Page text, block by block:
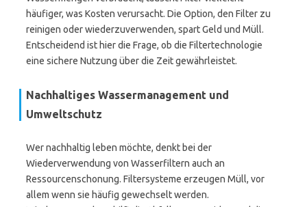
häufiger, was Kosten verursacht. Die Option, den Filter zu
reinigen oder wiederzuverwenden, spart Geld und Müll.
Entscheidend ist hier die Frage, ob die Filtertechnologie
eine sichere Nutzung über die Zeit gewährleistet.
Nachhaltiges Wassermanagement und
Umweltschutz
Wer nachhaltig leben möchte, denkt bei der
Wiederverwendung von Wasserfiltern auch an
Ressourcenschonung. Filtersysteme erzeugen Müll, vor
allem wenn sie häufig gewechselt werden.